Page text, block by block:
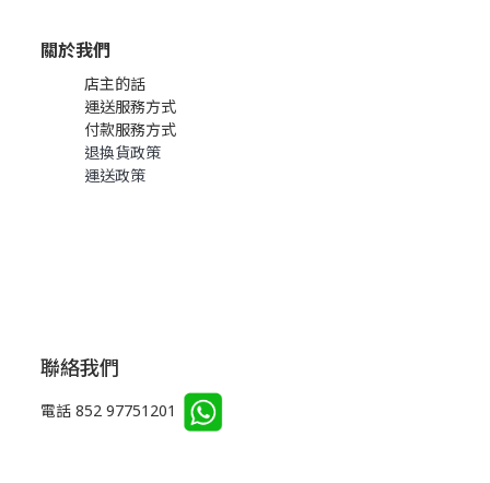
關於我們
店主的話
運送服務方式
付款服務方式
退換貨政策
運送政策
聯絡我們
電話 852 97751201